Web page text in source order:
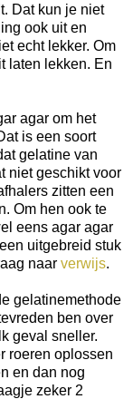
Dat kun je niet
ook uit en
echt lekker. Om
laten lekken. En
agar om het
is een soort
gelatine van
niet geschikt voor
zitten een
Om hen ook te
eens agar agar
uitgebreid stuk
naar verwijs.
gelatinemethode
ben over
geval sneller.
roeren oplossen
en dan nog
zeker 2